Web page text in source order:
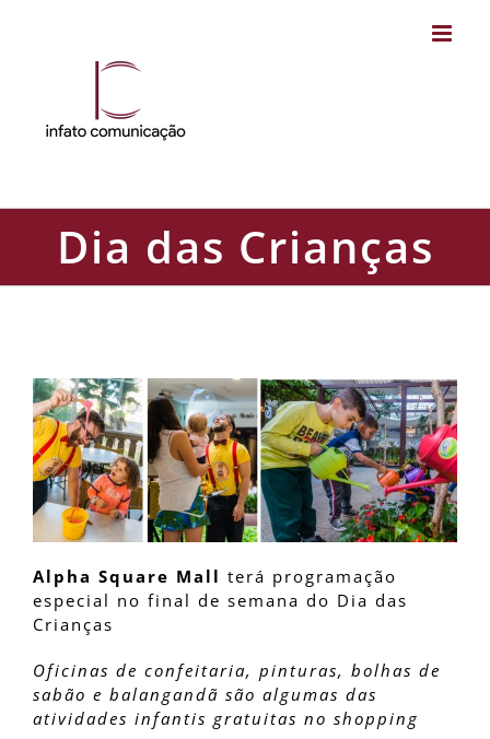
Dia das Crianças
Alpha Square Mall terá programação
especial no final de semana do Dia das
Crianças
Oficinas de confeitaria, pinturas, bolhas de
sabão e balangandã são algumas das
atividades infantis gratuitas no shopping